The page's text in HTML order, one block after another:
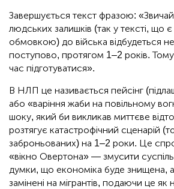
Завершується текст фразою:
людських залишків (так у тексті, що
обмовкою) до війська відбудеться
поступово, протягом 1–2 років.
час підготуватися».
В НЛП це називається пейсінг
або «варіння жаби на повільному
шоку, який би викликав миттєве
розтягує катастрофічний сценарій
заброньованих) на 1–2 роки. Це
«вікно Овертона» — змусити
думки, що економіка буде знищена, а
замінені на мігрантів, подаючи це як